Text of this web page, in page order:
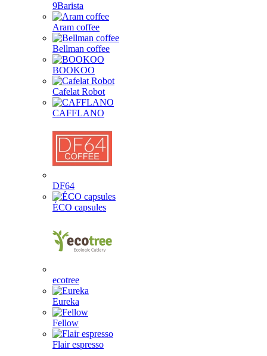
9Barista
Aram coffee
Bellman coffee
BOOKOO
Cafelat Robot
CAFFLANO
DF64
ÉCO capsules
ecotree
Eureka
Fellow
Flair espresso